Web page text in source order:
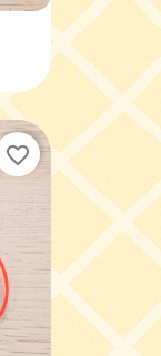
favorite_border